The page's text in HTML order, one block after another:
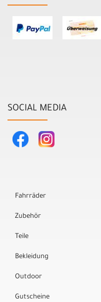
SOCIAL MEDIA
Fahrräder
Zubehör
Teile
Bekleidung
Outdoor
Gutscheine